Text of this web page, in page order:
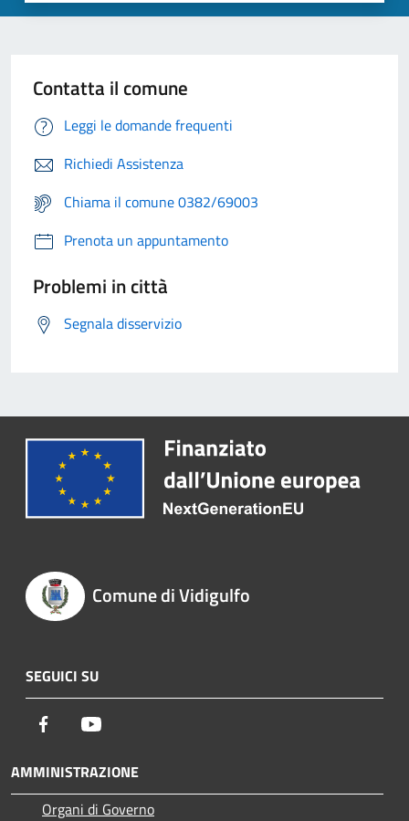
Contatta il comune
Leggi le domande frequenti
Richiedi Assistenza
Chiama il comune 0382/69003
Prenota un appuntamento
Problemi in città
Segnala disservizio
Comune di Vidigulfo
SEGUICI SU
Facebook
AMMINISTRAZIONE
Organi di Governo